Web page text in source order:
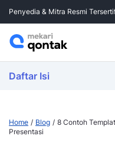
Penyedia & Mitra Resmi
Daftar Isi
Home Blog
8 Contoh
Presentasi